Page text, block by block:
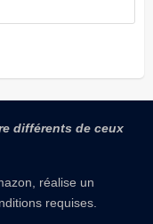
différents de ceux
réalise un
requises.